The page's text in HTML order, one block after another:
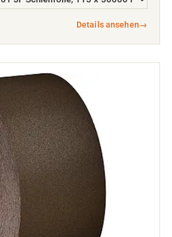
Details ansehen→